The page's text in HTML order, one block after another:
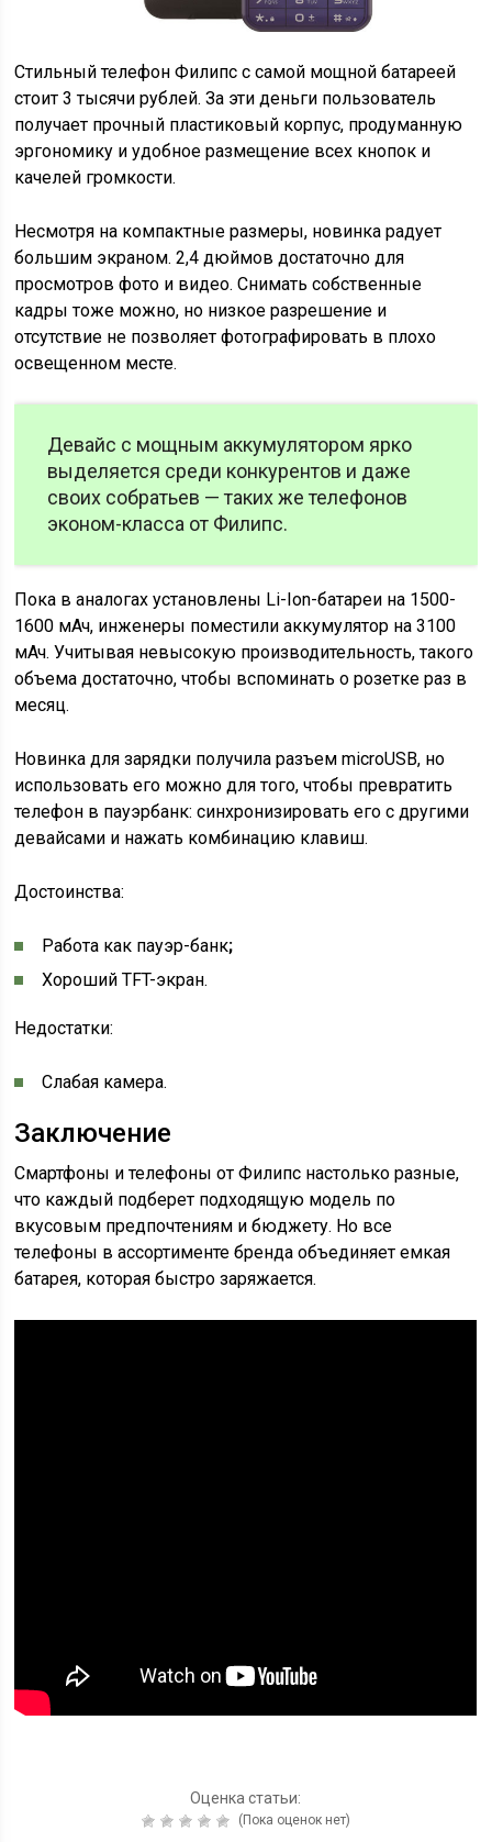
Стильный телефон Филипс с самой мощной батареей
стоит 3 тысячи рублей. За эти деньги пользователь
получает прочный пластиковый корпус, продуманную
эргономику и удобное размещение всех кнопок и
качелей громкости.
Несмотря на компактные размеры, новинка радует
большим экраном. 2,4 дюймов достаточно для
просмотров фото и видео. Снимать собственные
кадры тоже можно, но низкое разрешение и
отсутствие не позволяет фотографировать в плохо
освещенном месте.
Девайс с мощным аккумулятором ярко
выделяется среди конкурентов и даже
своих собратьев — таких же телефонов
эконом-класса от Филипс.
Пока в аналогах установлены Li-Ion-батареи на 1500-
1600 мАч, инженеры поместили аккумулятор на 3100
мАч. Учитывая невысокую производительность, такого
объема достаточно, чтобы вспоминать о розетке раз в
месяц.
Новинка для зарядки получила разъем microUSB, но
использовать его можно для того, чтобы превратить
телефон в пауэрбанк: синхронизировать его с другими
девайсами и нажать комбинацию клавиш.
Достоинства:
Работа как пауэр-банк;
Хороший TFT-экран.
Недостатки:
Слабая камера.
Заключение
Смартфоны и телефоны от Филипс настолько разные,
что каждый подберет подходящую модель по
вкусовым предпочтениям и бюджету. Но все
телефоны в ассортименте бренда объединяет емкая
батарея, которая быстро заряжается.
Оценка статьи:
(Пока оценок нет)